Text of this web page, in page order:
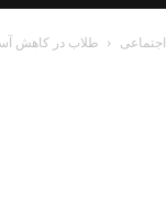
اجتماعی طلاب در کاهش